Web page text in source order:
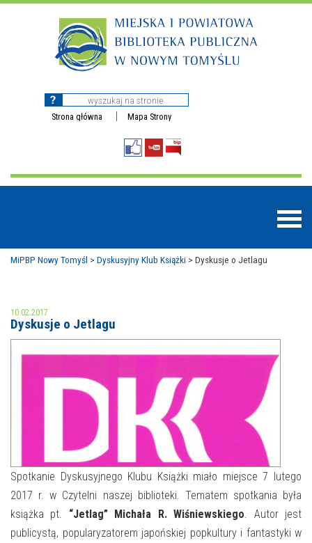
Strona główna Mapa Strony
MOJE KONTO
NAJBLIŻSZE WYDARZENIA
WYDARZENIA BIEŻĄCE
WYDARZYŁO SIĘ
NASZA OFERTA
STREFA WIEDZY O REGIONIE
STREFA KOLORU
FORMY STAŁE
NASZE FILIE
POLECANE STRONY
MiPBP Nowy Tomyśl > Dyskusyjny Klub Książki > Dyskusje o Jetlagu
10.02.2017
Dyskusje o Jetlagu
Spotkanie Dyskusyjnego Klubu Książki miało miejsce 7 lutego
2017 r. w Czytelni naszej biblioteki. Tematem spotkania była
książka pt. “Jetlag” Michała R. Wiśniewskiego. Autor jest
publicystą, popularyzatorem japońskiej popkultury i fantastyki w